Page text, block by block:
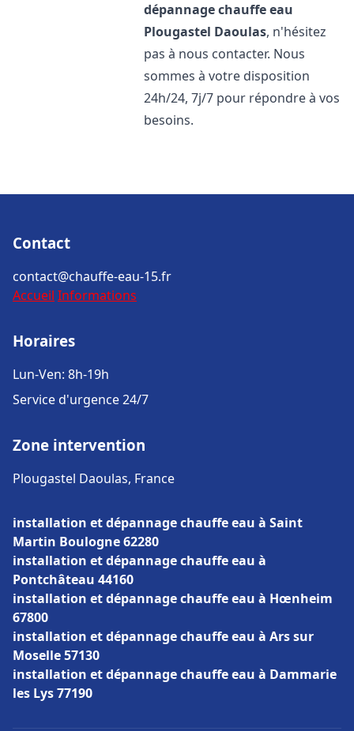
dépannage chauffe eau
Plougastel Daoulas, n'hésitez
pas à nous contacter. Nous
sommes à votre disposition
24h/24, 7j/7 pour répondre à vos
besoins.
Contact
contact@chauffe-eau-15.fr
Accueil Informations
Horaires
Lun-Ven: 8h-19h
Service d'urgence 24/7
Zone intervention
Plougastel Daoulas, France
installation et dépannage chauffe eau à Saint
Martin Boulogne 62280
installation et dépannage chauffe eau à
Pontchâteau 44160
installation et dépannage chauffe eau à Hœnheim
67800
installation et dépannage chauffe eau à Ars sur
Moselle 57130
installation et dépannage chauffe eau à Dammarie
les Lys 77190